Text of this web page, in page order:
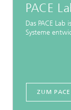
PACE
Das PACE
Systeme
ZUM